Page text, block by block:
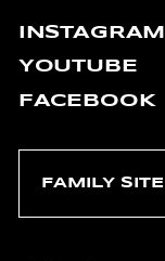
INSTAGRAM
YOUTUBE
FACEBOOK